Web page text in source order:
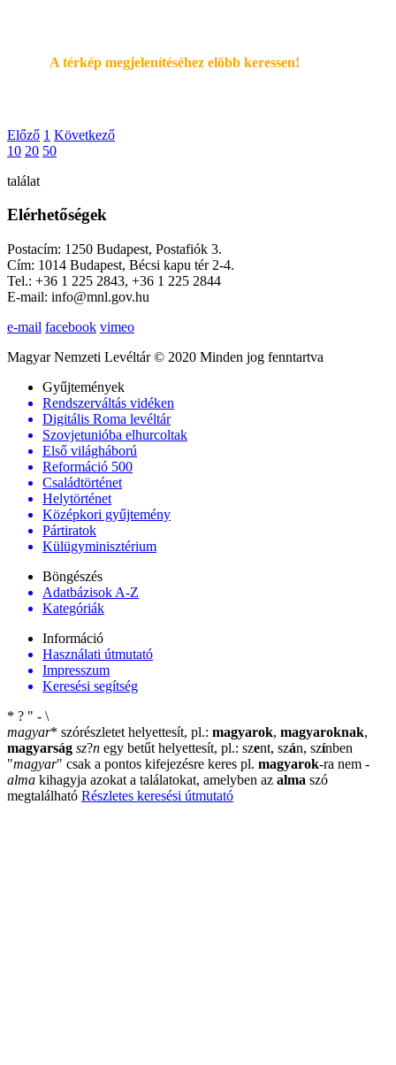
A térkép megjelenítéséhez elöbb keressen!
Előző 1 Következő
10 20 50
találat
Elérhetőségek
Postacím: 1250 Budapest, Postafiók 3.
Cím: 1014 Budapest, Bécsi kapu tér 2-4.
Tel.: +36 1 225 2843, +36 1 225 2844
E-mail: info@mnl.gov.hu
e-mail facebook vimeo
Magyar Nemzeti Levéltár © 2020 Minden jog fenntartva
Gyűjtemények
Rendszerváltás vidéken
Digitális Roma levéltár
Szovjetunióba elhurcoltak
Első világháború
Reformáció 500
Családtörténet
Helytörténet
Középkori gyűjtemény
Pártiratok
Külügyminisztérium
Böngészés
Adatbázisok A-Z
Kategóriák
Információ
Használati útmutató
Impresszum
Keresési segítség
* ? " - \
magyar* szórészletet helyettesít, pl.: magyarok, magyaroknak,
magyarság sz?n egy betűt helyettesít, pl.: szent, szán, színben
"magyar" csak a pontos kifejezésre keres pl. magyarok-ra nem -
alma kihagyja azokat a találatokat, amelyben az alma szó
megtalálható Részletes keresési útmutató